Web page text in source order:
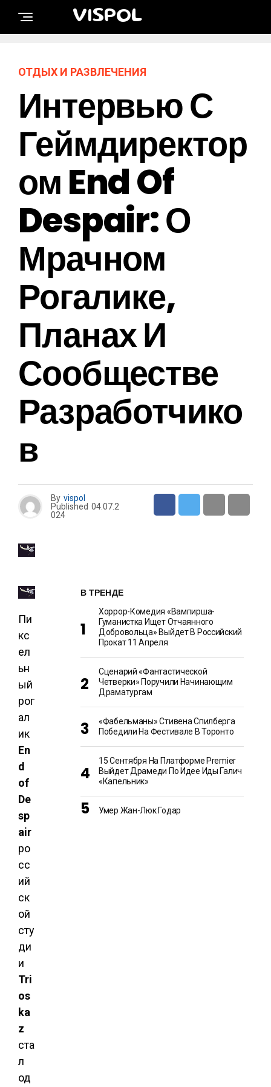
VISPOL
ОТДЫХ И РАЗВЛЕЧЕНИЯ
Интервью С
Геймдиректор
Ом End Of
Despair: О
Мрачном
Рогалике,
Планах И
Сообществе
Разработчико
В
By vispol
Published 04.07.2
024
Пи
кс
ел
ьн
ый
рог
ал
ик
En
d
of
De
sp
air
ро
сс
ий
ск
ой
сту
ди
и
Tri
os
ka
z
ста
л
од
В ТРЕНДЕ
Хоррор-Комедия «Вампирша-
Гуманистка Ищет Отчаянного
Добровольца» Выйдет В Российский
Прокат 11 Апреля
Сценарий «Фантастической
Четверки» Поручили Начинающим
Драматургам
«Фабельманы» Стивена Спилберга
Победили На Фестивале В Торонто
15 Сентября На Платформе Premier
Выйдет Драмеди По Идее Иды Галич
«Капельник»
Умер Жан-Люк Годар